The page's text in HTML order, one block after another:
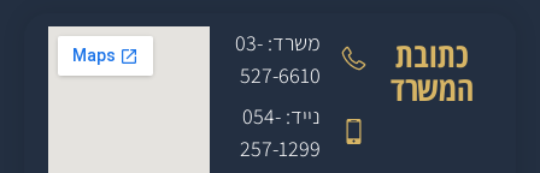
כתובת
המשרד
משרד: 03-
527-6610
נייד: 054-
257-1299